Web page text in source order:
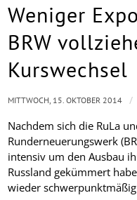
Weniger
BRW
Kurswechsel
Nachdem sich die RuLa
Runderneuerungswerk
intensiv um den Ausbau
Russland gekümmert
wieder
MITTWOCH, 15. OKTOBER 2014 /